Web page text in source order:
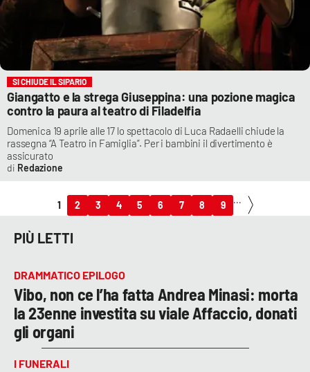
SI CHIUDE IL SIPARIO
Giangatto e la strega Giuseppina: una pozione magica
contro la paura al teatro di Filadelfia
Domenica 19 aprile alle 17 lo spettacolo di Luca Radaelli chiude la
rassegna “A Teatro in Famiglia”. Per i bambini il divertimento è
assicurato
Redazione
1 2 3 4 5 6 7 8 9 ...
PIÙ LETTI
DRAMMATICO EPILOGO
Vibo, non ce l’ha fatta Andrea Minasi: morta
la 23enne investita su viale Affaccio, donati
gli organi
I FUNERALI